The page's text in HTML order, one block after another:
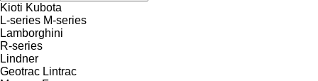
Kioti Kubota
L-series M-series
Lamborghini
R-series
Lindner
Geotrac Lintrac